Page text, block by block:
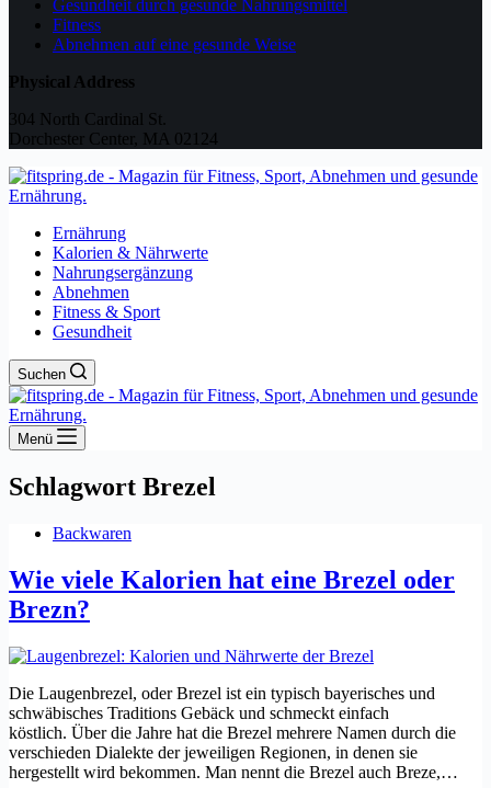
Gesundheit durch gesunde Nahrungsmittel
Fitness
Abnehmen auf eine gesunde Weise
Physical Address
304 North Cardinal St.
Dorchester Center, MA 02124
Ernährung
Kalorien & Nährwerte
Nahrungsergänzung
Abnehmen
Fitness & Sport
Gesundheit
Suchen
Menü
Schlagwort Brezel
Backwaren
Wie viele Kalorien hat eine Brezel oder
Brezn?
Die Laugenbrezel, oder Brezel ist ein typisch bayerisches und
schwäbisches Traditions Gebäck und schmeckt einfach
köstlich. Über die Jahre hat die Brezel mehrere Namen durch die
verschieden Dialekte der jeweiligen Regionen, in denen sie
hergestellt wird bekommen. Man nennt die Brezel auch Breze,…